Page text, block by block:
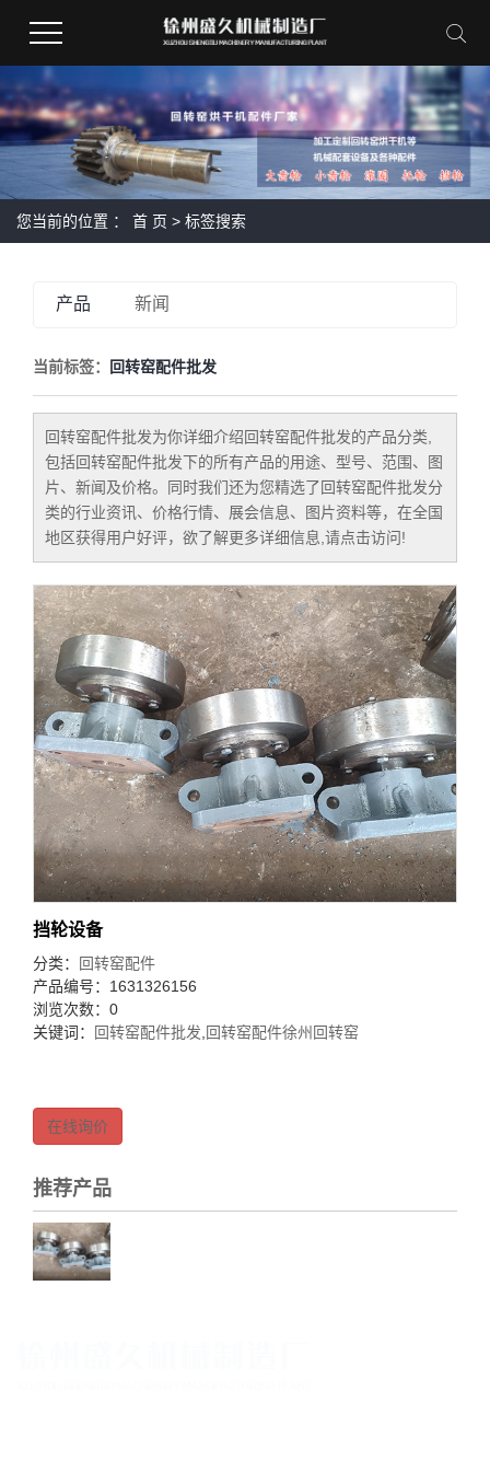
您当前的位置 ： 首 页 > 标签搜索
产品 新闻
当前标签： 回转窑配件批发
回转窑配件批发为你详细介绍回转窑配件批发的产品分类,
包括回转窑配件批发下的所有产品的用途、型号、范围、图
片、新闻及价格。同时我们还为您精选了回转窑配件批发分
类的行业资讯、价格行情、展会信息、图片资料等，在全国
地区获得用户好评，欲了解更多详细信息,请点击访问!
挡轮设备
分类：
回转窑配件
产品编号：1631326156
浏览次数：0
关键词：
回转窑配件批发 回转窑配件徐州回转窑
在线询价
推荐产品